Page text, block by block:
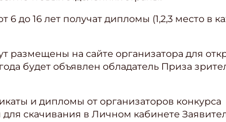
до 16 лет получат дипломы (1,2,3 место в
размещены на сайте организатора для
будет объявлен обладатель Приза
и дипломы от организаторов конкурса
скачивания в Личном кабинете